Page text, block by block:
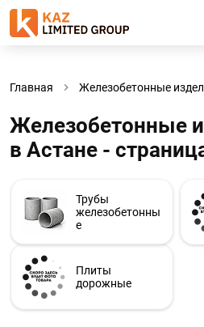
Главная Железобетонные
Железобетонные
в Астанe -
Трубы
железобетонны
е
Плиты
дорожные